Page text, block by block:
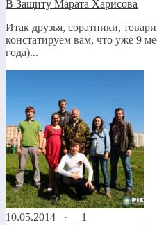
В Защиту Марата Харисова
Итак друзья, соратники,
констатируем вам, что уже 9
года)...
10.05.2014 ·
1